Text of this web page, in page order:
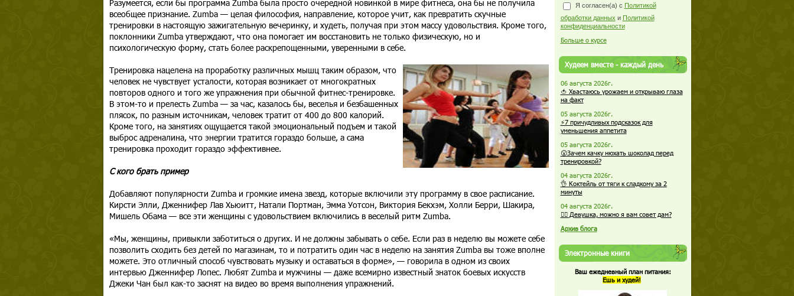
Разумеется, если бы программа Zumba была просто очередной новинкой в мире фитнеса, она бы не получила
всеобщее признание. Zumba — целая философия, направление, которое учит, как превратить скучные
тренировки в настоящую зажигательную вечеринку, и худеть, получая при этом массу удовольствия. Кроме того,
поклонники Zumba утверждают, что она помогает им восстановить не только физическую, но и
психологическую форму, стать более раскрепощенными, уверенными в себе.
Тренировка нацелена на проработку различных мышц таким образом, что
человек не чувствует усталости, которая возникает от многократных
повторов одного и того же упражнения при обычной фитнес-тренировке.
В этом-то и прелесть Zumba — за час, казалось бы, веселья и безбашенных
плясок, по разным источникам, человек тратит от 400 до 800 калорий.
Кроме того, на занятиях ощущается такой эмоциональный подъем и такой
выброс адреналина, что энергии тратится гораздо больше, а сама
тренировка проходит гораздо эффективнее.
С кого брать пример
Добавляют популярности Zumba и громкие имена звезд, которые включили эту программу в свое расписание.
Кирсти Элли, Дженнифер Лав Хьюитт, Натали Портман, Эмма Уотсон, Виктория Бекхэм, Холли Берри, Шакира,
Мишель Обама — все эти женщины с удовольствием включились в веселый ритм Zumba.
«Мы, женщины, привыкли заботиться о других. И не должны забывать о себе. Если раз в неделю вы можете себе
позволить сходить без детей по магазинам, то и потратить один час в неделю на занятия Zumba вы тоже вполне
можете. Это отличный способ чувствовать музыку и оставаться в форме», — говорила в одном из своих
интервью Дженнифер Лопес. Любят Zumba и мужчины — даже всемирно известный знаток боевых искусств
Джеки Чан был как-то заснят на видео во время выполнения упражнений.
Я согласен(а) с Политикой
обработки данных и Политикой
конфиденциальности
Больше о курсе
Худеем вместе - каждый день
06 августа 2026г.
🍅 Хвастаюсь урожаем и открываю глаза
на факт
05 августа 2026г.
⚡7 причудливых подсказок для
уменьшения аппетита
05 августа 2026г.
😮Зачем качку нюхать шоколад перед
тренировкой?
04 августа 2026г.
👌 Коктейль от тяги к сладкому за 2
минуты
04 августа 2026г.
🏋️‍♀️ Девушка, можно я вам совет дам?
Архив блога
Электронные книги
Ваш ежедневный план питания:
Ешь и худей!